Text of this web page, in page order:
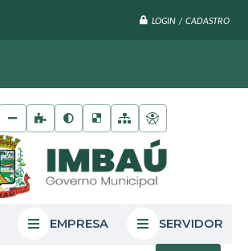
LOGIN / CADASTRO
EMPRESA SERVIDOR